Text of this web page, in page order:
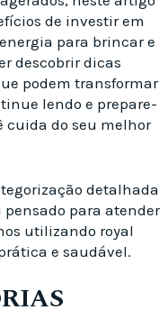
de investir em
para brincar e
descobrir dicas
podem transformar
lendo e prepare-
cuida do seu melhor
detalhada
pensado para atender
utilizando royal
e saudável.